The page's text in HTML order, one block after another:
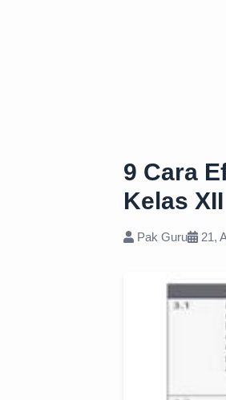
9 Cara
Kelas XII
Pak Guru 21,